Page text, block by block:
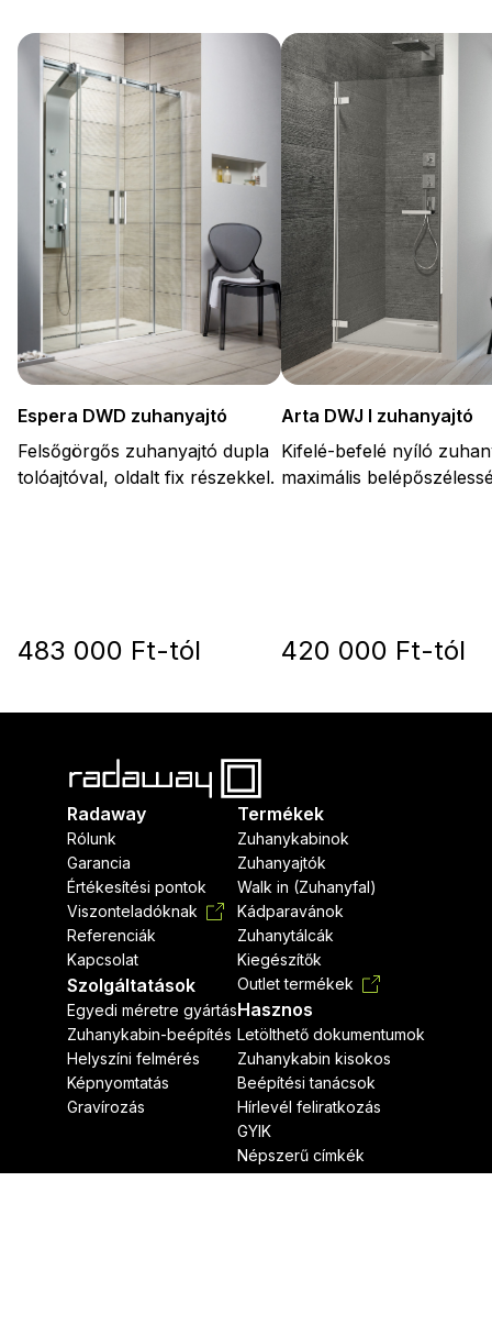
Espera DWD zuhanyajtó
Felsőgörgős zuhanyajtó dupla
tolóajtóval, oldalt fix részekkel.
483 000 Ft-tól
Arta DWJ I zuhanyajtó
Kifelé-befelé nyíló
maximális
420 000 Ft-tól
Radaway
Rólunk
Garancia
Értékesítési pontok
Viszonteladóknak
Referenciák
Kapcsolat
Szolgáltatások
Egyedi méretre gyártás
Zuhanykabin-beépítés
Helyszíni felmérés
Képnyomtatás
Gravírozás
Termékek
Zuhanykabinok
Zuhanyajtók
Walk in (Zuhanyfal)
Kádparavánok
Zuhanytálcák
Kiegészítők
Outlet termékek
Hasznos
Letölthető dokumentumok
Zuhanykabin kisokos
Beépítési tanácsok
Hírlevél feliratkozás
GYIK
Népszerű címkék